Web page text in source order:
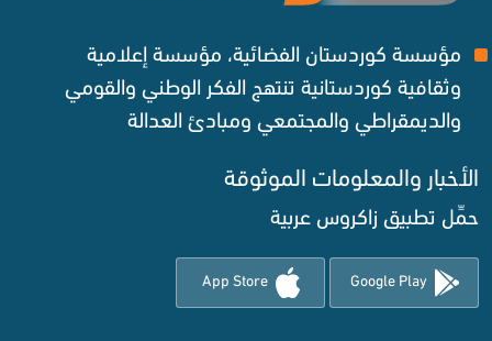
مؤسسة كوردستان الفضائية، مؤسسة إعلامية
وثقافية كوردستانية تنتهج الفكر الوطني والقومي
والديمقراطي والمجتمعي ومبادئ العدالة ‌
الأخبار والمعلومات الموثوقة‌
حمِّل تطبيق زاكروس عربية
Google Play
App Store